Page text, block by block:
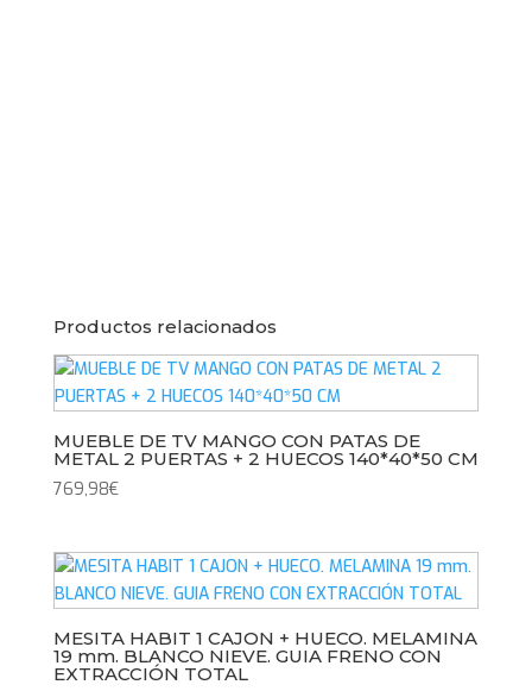
Productos relacionados
MUEBLE DE TV MANGO CON PATAS DE
METAL 2 PUERTAS + 2 HUECOS 140*40*50 CM
769,98€
MESITA HABIT 1 CAJON + HUECO. MELAMINA
19 mm. BLANCO NIEVE. GUIA FRENO CON
EXTRACCIÓN TOTAL